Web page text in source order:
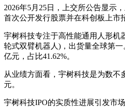
2026年5月25日，上交所公告显示
首次公开发行股票并在科创板上市
宇树科技专注于高性能通用人形机
轮式双臂机器人)，出货量全球第
亿元，占比41.62%。
从业绩方面看，宇树科技是为数不
元。
宇树科技IPO的实质性进展引发市